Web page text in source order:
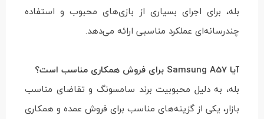
بله، برای اجرای بسیاری از بازی‌های محبوب و استفاده
چندرسانه‌ای عملکرد مناسبی ارائه می‌دهد.
آیا Samsung A57 برای فروش همکاری مناسب است؟
بله، به دلیل محبوبیت برند سامسونگ و تقاضای مناسب
بازار، یکی از گزینه‌های مناسب برای فروش عمده و همکاری